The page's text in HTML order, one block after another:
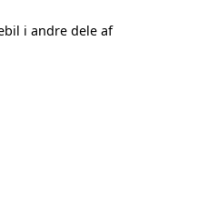
i andre dele af